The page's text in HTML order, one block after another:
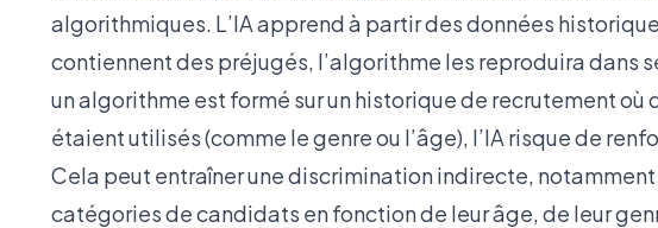
algorithmiques. L’IA apprend à partir des données
contiennent des préjugés, l’algorithme les reproduira dans
un algorithme est formé sur un historique de recrutement
étaient utilisés (comme le genre ou l’âge), l’IA risque de
Cela peut entraîner une discrimination indirecte,
catégories de candidats en fonction de leur âge, de leur